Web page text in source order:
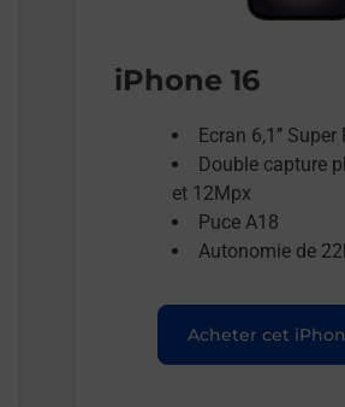
iPhone 16
Ecran 6,1’’
Double capture
et 12Mpx
Puce A18
Autonomie de
Acheter cet